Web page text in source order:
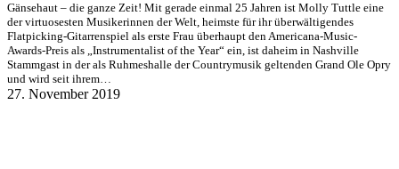
Gänsehaut – die ganze Zeit! Mit gerade einmal 25 Jahren ist Molly Tuttle eine
der virtuosesten Musikerinnen der Welt, heimste für ihr überwältigendes
Flatpicking-Gitarrenspiel als erste Frau überhaupt den Americana-Music-
Awards-Preis als „Instrumentalist of the Year“ ein, ist daheim in Nashville
Stammgast in der als Ruhmeshalle der Countrymusik geltenden Grand Ole Opry
und wird seit ihrem…
27. November 2019